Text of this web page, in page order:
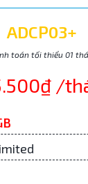
ADCP03+
toán tối thiểu 01
/